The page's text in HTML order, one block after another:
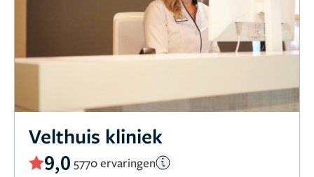
Velthuis kliniek
9,0 5770 ervaringen